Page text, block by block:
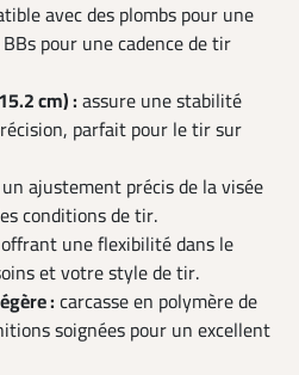
avec des plombs pour une
pour une cadence de tir
cm) : assure une stabilité
parfait pour le tir sur
ajustement précis de la visée
conditions de tir.
offrant une flexibilité dans le
et votre style de tir.
: carcasse en polymère de
soignées pour un excellent